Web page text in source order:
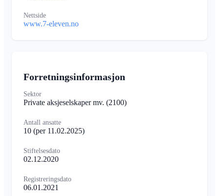
Nettside
www.7-eleven.no
Forretningsinformasjon
Sektor
Private aksjeselskaper mv. (2100)
Antall ansatte
10 (per 11.02.2025)
Stiftelsesdato
02.12.2020
Registreringsdato
06.01.2021